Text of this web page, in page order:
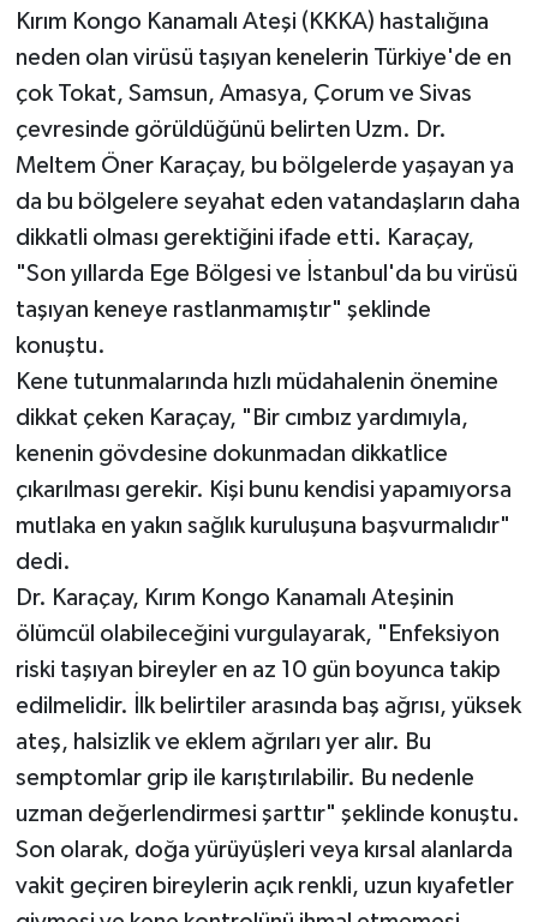
Kırım Kongo Kanamalı Ateşi (KKKA) hastalığına
neden olan virüsü taşıyan kenelerin Türkiye'de en
çok Tokat, Samsun, Amasya, Çorum ve Sivas
çevresinde görüldüğünü belirten Uzm. Dr.
Meltem Öner Karaçay, bu bölgelerde yaşayan ya
da bu bölgelere seyahat eden vatandaşların daha
dikkatli olması gerektiğini ifade etti. Karaçay,
"Son yıllarda Ege Bölgesi ve İstanbul'da bu virüsü
taşıyan keneye rastlanmamıştır" şeklinde
konuştu.
Kene tutunmalarında hızlı müdahalenin önemine
dikkat çeken Karaçay, "Bir cımbız yardımıyla,
kenenin gövdesine dokunmadan dikkatlice
çıkarılması gerekir. Kişi bunu kendisi yapamıyorsa
mutlaka en yakın sağlık kuruluşuna başvurmalıdır"
dedi.
Dr. Karaçay, Kırım Kongo Kanamalı Ateşinin
ölümcül olabileceğini vurgulayarak, "Enfeksiyon
riski taşıyan bireyler en az 10 gün boyunca takip
edilmelidir. İlk belirtiler arasında baş ağrısı, yüksek
ateş, halsizlik ve eklem ağrıları yer alır. Bu
semptomlar grip ile karıştırılabilir. Bu nedenle
uzman değerlendirmesi şarttır" şeklinde konuştu.
Son olarak, doğa yürüyüşleri veya kırsal alanlarda
vakit geçiren bireylerin açık renkli, uzun kıyafetler
Spor
Ulusal
Yaşam